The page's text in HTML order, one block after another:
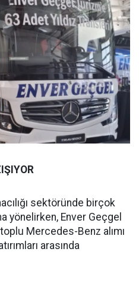
sektöründe birçok
yönelirken, Enver Geçgel
Mercedes-Benz alımı
arasında